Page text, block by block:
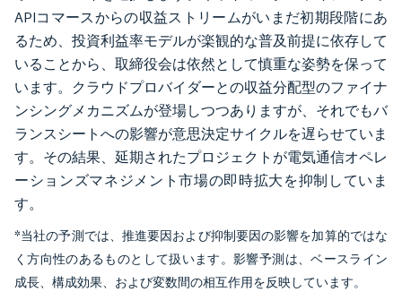
APIコマースからの収益ストリームがいまだ初期段階にあ
るため、投資利益率モデルが楽観的な普及前提に依存して
いることから、取締役会は依然として慎重な姿勢を保って
います。クラウドプロバイダーとの収益分配型のファイナ
ンシングメカニズムが登場しつつありますが、それでもバ
ランスシートへの影響が意思決定サイクルを遅らせていま
す。その結果、延期されたプロジェクトが電気通信オペレ
ーションズマネジメント市場の即時拡大を抑制していま
す。
*当社の予測では、推進要因および抑制要因の影響を加算的ではな
く方向性のあるものとして扱います。影響予測は、ベースライン
成長、構成効果、および変数間の相互作用を反映しています。